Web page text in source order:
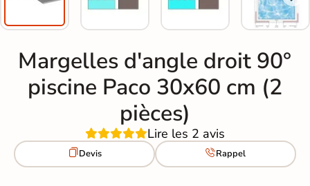
Margelles d'angle droit 90°
piscine Paco 30x60 cm (2
pièces)
Lire les 2 avis
Devis Rappel